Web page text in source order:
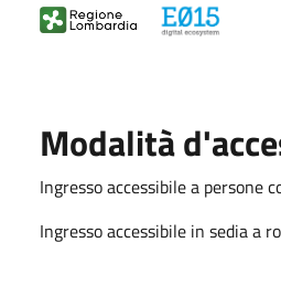
Modalità
Ingresso accessibile a persone
Ingresso accessibile in sedia a